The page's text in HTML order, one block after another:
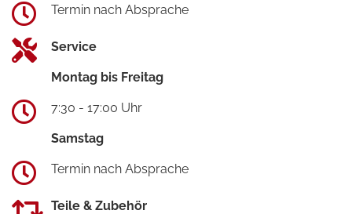
Termin nach Absprache
Service
Montag bis Freitag
7:30 - 17:00 Uhr
Samstag
Termin nach Absprache
Teile & Zubehör